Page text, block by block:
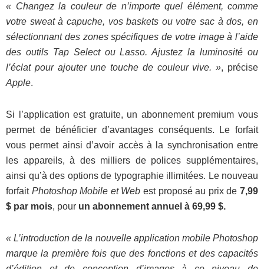
« Changez la couleur de n’importe quel élément, comme
votre sweat à capuche, vos baskets ou votre sac à dos, en
sélectionnant des zones spécifiques de votre image à l’aide
des outils Tap Select ou Lasso. Ajustez la luminosité ou
l’éclat pour ajouter une touche de couleur vive. », précise
Apple.
Si l’application est gratuite, un abonnement premium vous
permet de bénéficier d’avantages conséquents. Le forfait
vous permet ainsi d’avoir accès à la synchronisation entre
les appareils, à des milliers de polices supplémentaires,
ainsi qu’à des options de typographie illimitées. Le nouveau
forfait Photoshop Mobile et Web est proposé au prix de 7,99
$ par mois, pour un abonnement annuel à 69,99 $.
« L’introduction de la nouvelle application mobile Photoshop
marque la première fois que des fonctions et des capacités